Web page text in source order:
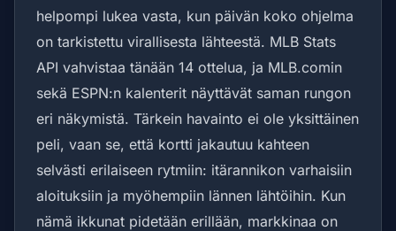
helpompi lukea vasta, kun päivän koko ohjelma
on tarkistettu virallisesta lähteestä. MLB Stats
API vahvistaa tänään 14 ottelua, ja MLB.comin
sekä ESPN:n kalenterit näyttävät saman rungon
eri näkymistä. Tärkein havainto ei ole yksittäinen
peli, vaan se, että kortti jakautuu kahteen
selvästi erilaiseen rytmiin: itärannikon varhaisiin
aloituksiin ja myöhempiin lännen lähtöihin. Kun
nämä ikkunat pidetään erillään, markkinaa on